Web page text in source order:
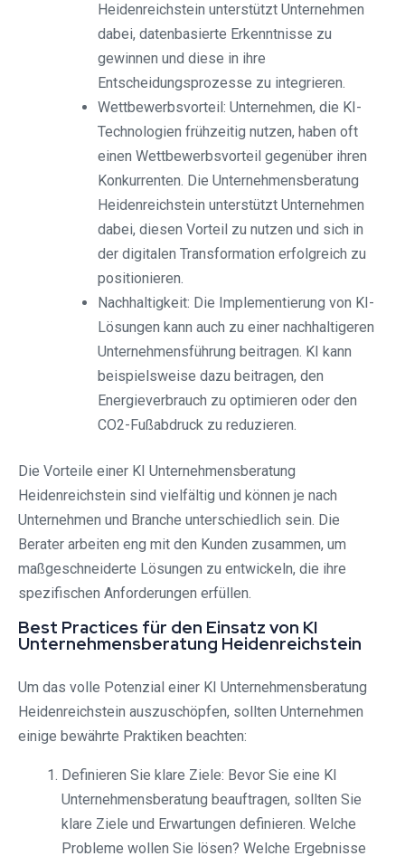
Heidenreichstein unterstützt Unternehmen
dabei, datenbasierte Erkenntnisse zu
gewinnen und diese in ihre
Entscheidungsprozesse zu integrieren.
Wettbewerbsvorteil: Unternehmen, die KI-
Technologien frühzeitig nutzen, haben oft
einen Wettbewerbsvorteil gegenüber ihren
Konkurrenten. Die Unternehmensberatung
Heidenreichstein unterstützt Unternehmen
dabei, diesen Vorteil zu nutzen und sich in
der digitalen Transformation erfolgreich zu
positionieren.
Nachhaltigkeit: Die Implementierung von KI-
Lösungen kann auch zu einer nachhaltigeren
Unternehmensführung beitragen. KI kann
beispielsweise dazu beitragen, den
Energieverbrauch zu optimieren oder den
CO2-Fußabdruck zu reduzieren.
Die Vorteile einer KI Unternehmensberatung
Heidenreichstein sind vielfältig und können je nach
Unternehmen und Branche unterschiedlich sein. Die
Berater arbeiten eng mit den Kunden zusammen, um
maßgeschneiderte Lösungen zu entwickeln, die ihre
spezifischen Anforderungen erfüllen.
Best Practices für den Einsatz von KI
Unternehmensberatung Heidenreichstein
Um das volle Potenzial einer KI Unternehmensberatung
Heidenreichstein auszuschöpfen, sollten Unternehmen
einige bewährte Praktiken beachten:
Definieren Sie klare Ziele: Bevor Sie eine KI
Unternehmensberatung beauftragen, sollten Sie
klare Ziele und Erwartungen definieren. Welche
Probleme wollen Sie lösen? Welche Ergebnisse